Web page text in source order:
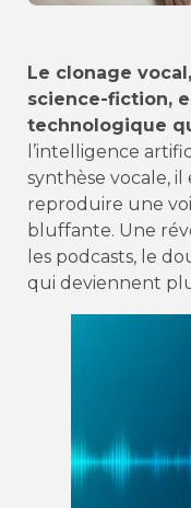
Le clonage
science-fiction,
technologique
l’intelligence
synthèse vocale, il
reproduire une
bluffante. Une
les podcasts, le
qui deviennent